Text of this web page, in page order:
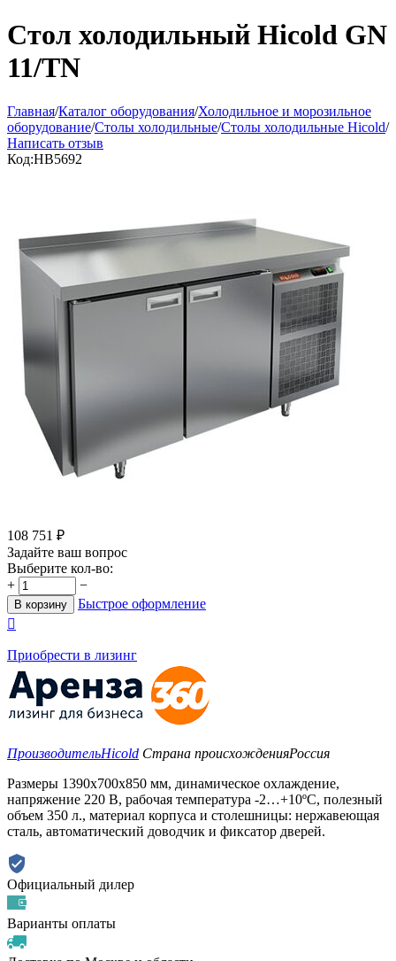
Стол холодильный Hicold GN
11/TN
Главная/Каталог оборудования/Холодильное и морозильное
оборудование/Столы холодильные/Столы холодильные Hicold/
Написать отзыв
Код:HB5692
108 751 ₽
Задайте ваш вопрос
Выберите кол-во:
+
−
В корзину
Быстрое оформление

Приобрести в лизинг
ПроизводительHicold Страна происхожденияРоссия
Размеры 1390х700х850 мм, динамическое охлаждение,
напряжение 220 В, рабочая температура -2…+10ºС, полезный
объем 350 л., материал корпуса и столешницы: нержавеющая
сталь, автоматический доводчик и фиксатор дверей.
Официальный дилер
Варианты оплаты